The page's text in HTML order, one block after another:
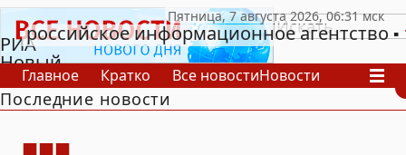
РИА
Новый
День
российское информационное агентство
Главное Кратко Все новостиНовости
В России
В мире
Последние новости